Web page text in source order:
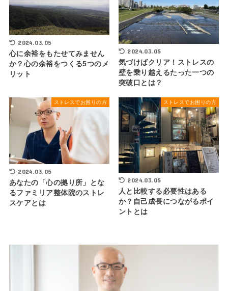
2024.03.05
心に余裕をもたせてみません
か？心の余裕をつくる5つのメ
リット
2024.03.05
気づけばクリア！ストレスの
壁を乗り越えるたった一つの
突破口とは？
ストレスでお困りの方
2024.03.05
あなたの「心の拠り所」とな
るファミリア整体院のストレ
スケアとは
ストレスでお困りの方
2024.03.05
人と比較する必要性はある
か？自己成長につながるポイ
ントとは